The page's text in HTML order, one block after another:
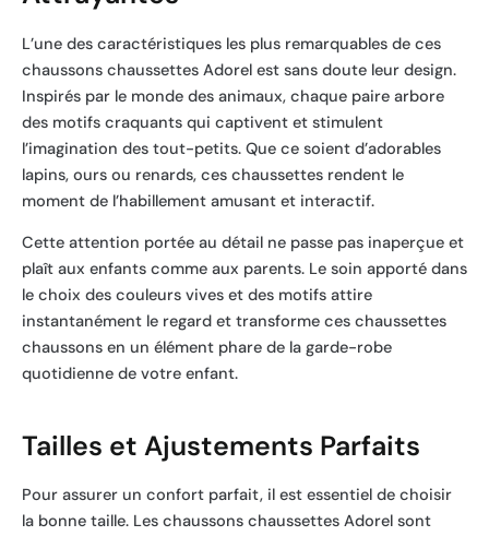
L’une des caractéristiques les plus remarquables de ces
chaussons chaussettes Adorel est sans doute leur design.
Inspirés par le monde des animaux, chaque paire arbore
des motifs craquants qui captivent et stimulent
l’imagination des tout-petits. Que ce soient d’adorables
lapins, ours ou renards, ces chaussettes rendent le
moment de l’habillement amusant et interactif.
Cette attention portée au détail ne passe pas inaperçue et
plaît aux enfants comme aux parents. Le soin apporté dans
le choix des couleurs vives et des motifs attire
instantanément le regard et transforme ces chaussettes
chaussons en un élément phare de la garde-robe
quotidienne de votre enfant.
Tailles et Ajustements Parfaits
Pour assurer un confort parfait, il est essentiel de choisir
la bonne taille. Les chaussons chaussettes Adorel sont